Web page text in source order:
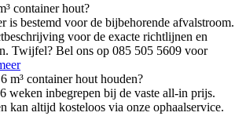
container hout?
is bestemd voor de bijbehorende afvalstroom.
voor de exacte richtlijnen en
Twijfel? Bel ons op 085 505 5609 voor
m³ container hout houden?
weken inbegrepen bij de vaste all-in prijs.
kan altijd kosteloos via onze ophaalservice.